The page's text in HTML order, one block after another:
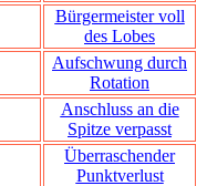
Bürgermeister voll
des Lobes
Aufschwung durch
Rotation
Anschluss an die
Spitze verpasst
Überraschender
Punktverlust